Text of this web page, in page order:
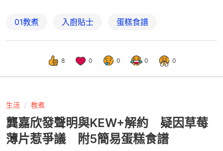
01教煮 入廚貼士 蛋糕食譜
8 0 0 0 0
生活 教煮
龔嘉欣發聲明與KEW+解約 疑因草莓
薄片惹爭議 附5簡易蛋糕食譜